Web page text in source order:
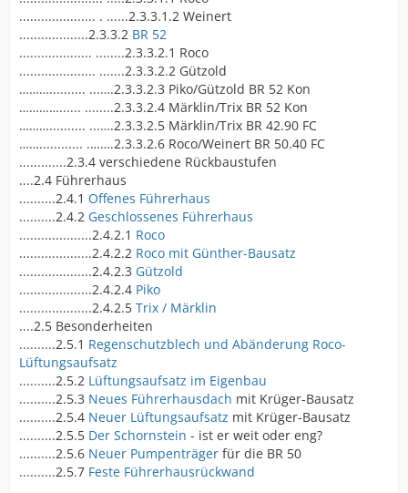
..................... . ......2.3.3.1.2 Weinert
...................2.3.3.2 BR 52
.................... ........2.3.3.2.1 Roco
..................... .......2.3.3.2.2 Gützold
……….......... ...….2.3.3.2.3 Piko/Gützold BR 52 Kon
…………...... ........2.3.3.2.4 Märklin/Trix BR 52 Kon
……….......... ...….2.3.3.2.5 Märklin/Trix BR 42.90 FC
……............ .…….2.3.3.2.6 Roco/Weinert BR 50.40 FC
.............2.3.4 verschiedene Rückbaustufen
....2.4 Führerhaus
..........2.4.1 Offenes Führerhaus
..........2.4.2 Geschlossenes Führerhaus
....................2.4.2.1 Roco
....................2.4.2.2 Roco mit Günther-Bausatz
....................2.4.2.3 Gützold
....................2.4.2.4 Piko
....................2.4.2.5 Trix / Märklin
....2.5 Besonderheiten
..........2.5.1 Regenschutzblech und Abänderung Roco-
Lüftungsaufsatz
..........2.5.2 Lüftungsaufsatz im Eigenbau
..........2.5.3 Neues Führerhausdach mit Krüger-Bausatz
..........2.5.4 Neuer Lüftungsaufsatz mit Krüger-Bausatz
..........2.5.5 Der Schornstein - ist er weit oder eng?
..........2.5.6 Neuer Pumpenträger für die BR 50
..........2.5.7 Feste Führerhausrückwand